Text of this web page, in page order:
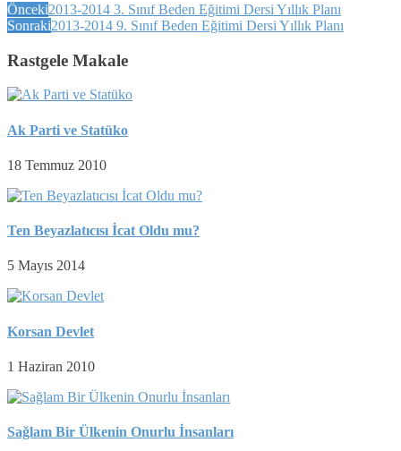
Önceki2013-2014 3. Sınıf Beden Eğitimi Dersi Yıllık Planı
Sonraki2013-2014 9. Sınıf Beden Eğitimi Dersi Yıllık Planı
Rastgele Makale
Ak Parti ve Statüko
18 Temmuz 2010
Ten Beyazlatıcısı İcat Oldu mu?
5 Mayıs 2014
Korsan Devlet
1 Haziran 2010
Sağlam Bir Ülkenin Onurlu İnsanları